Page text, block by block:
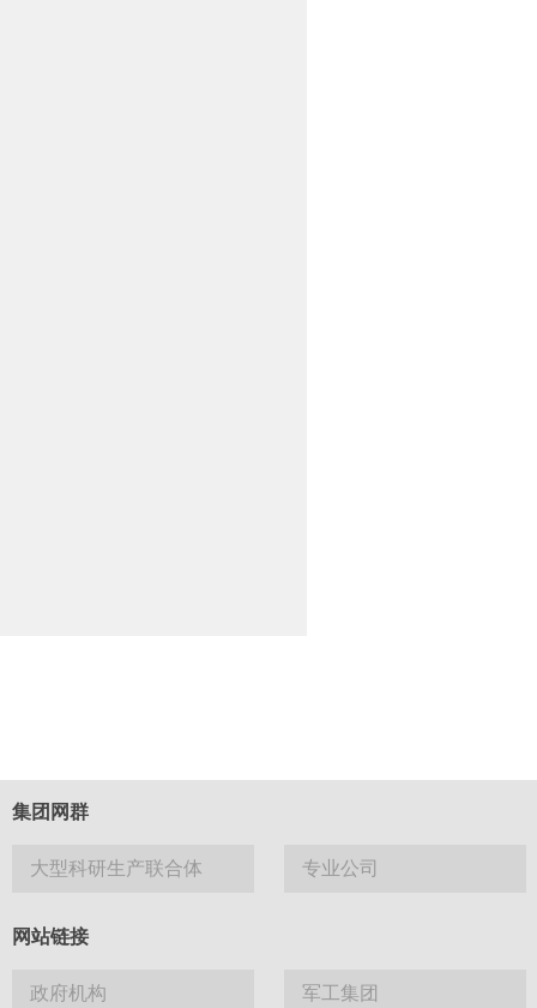
集团网群
大型科研生产联合体 专业公司
网站链接
政府机构 军工集团